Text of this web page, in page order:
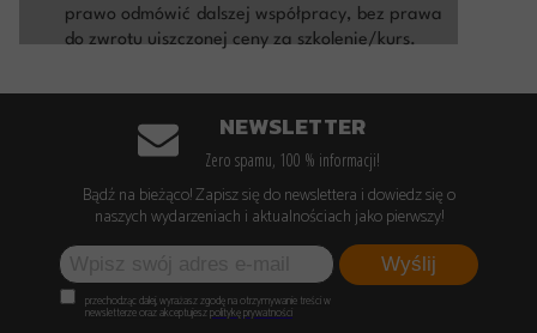
prawo odmówić dalszej współpracy, bez prawa
do zwrotu uiszczonej ceny za szkolenie/kurs.
NEWSLETTER
przechodząc dalej, wyrażasz zgodę na otrzymywanie treści w
newsletterze oraz akceptujeszpolitykę prywatności
Wyślij
Zero spamu, 100 % informacji!
Bądź na bieżąco! Zapisz się do newslettera i dowiedz się o
naszych wydarzeniach i aktualnościach jako pierwszy!